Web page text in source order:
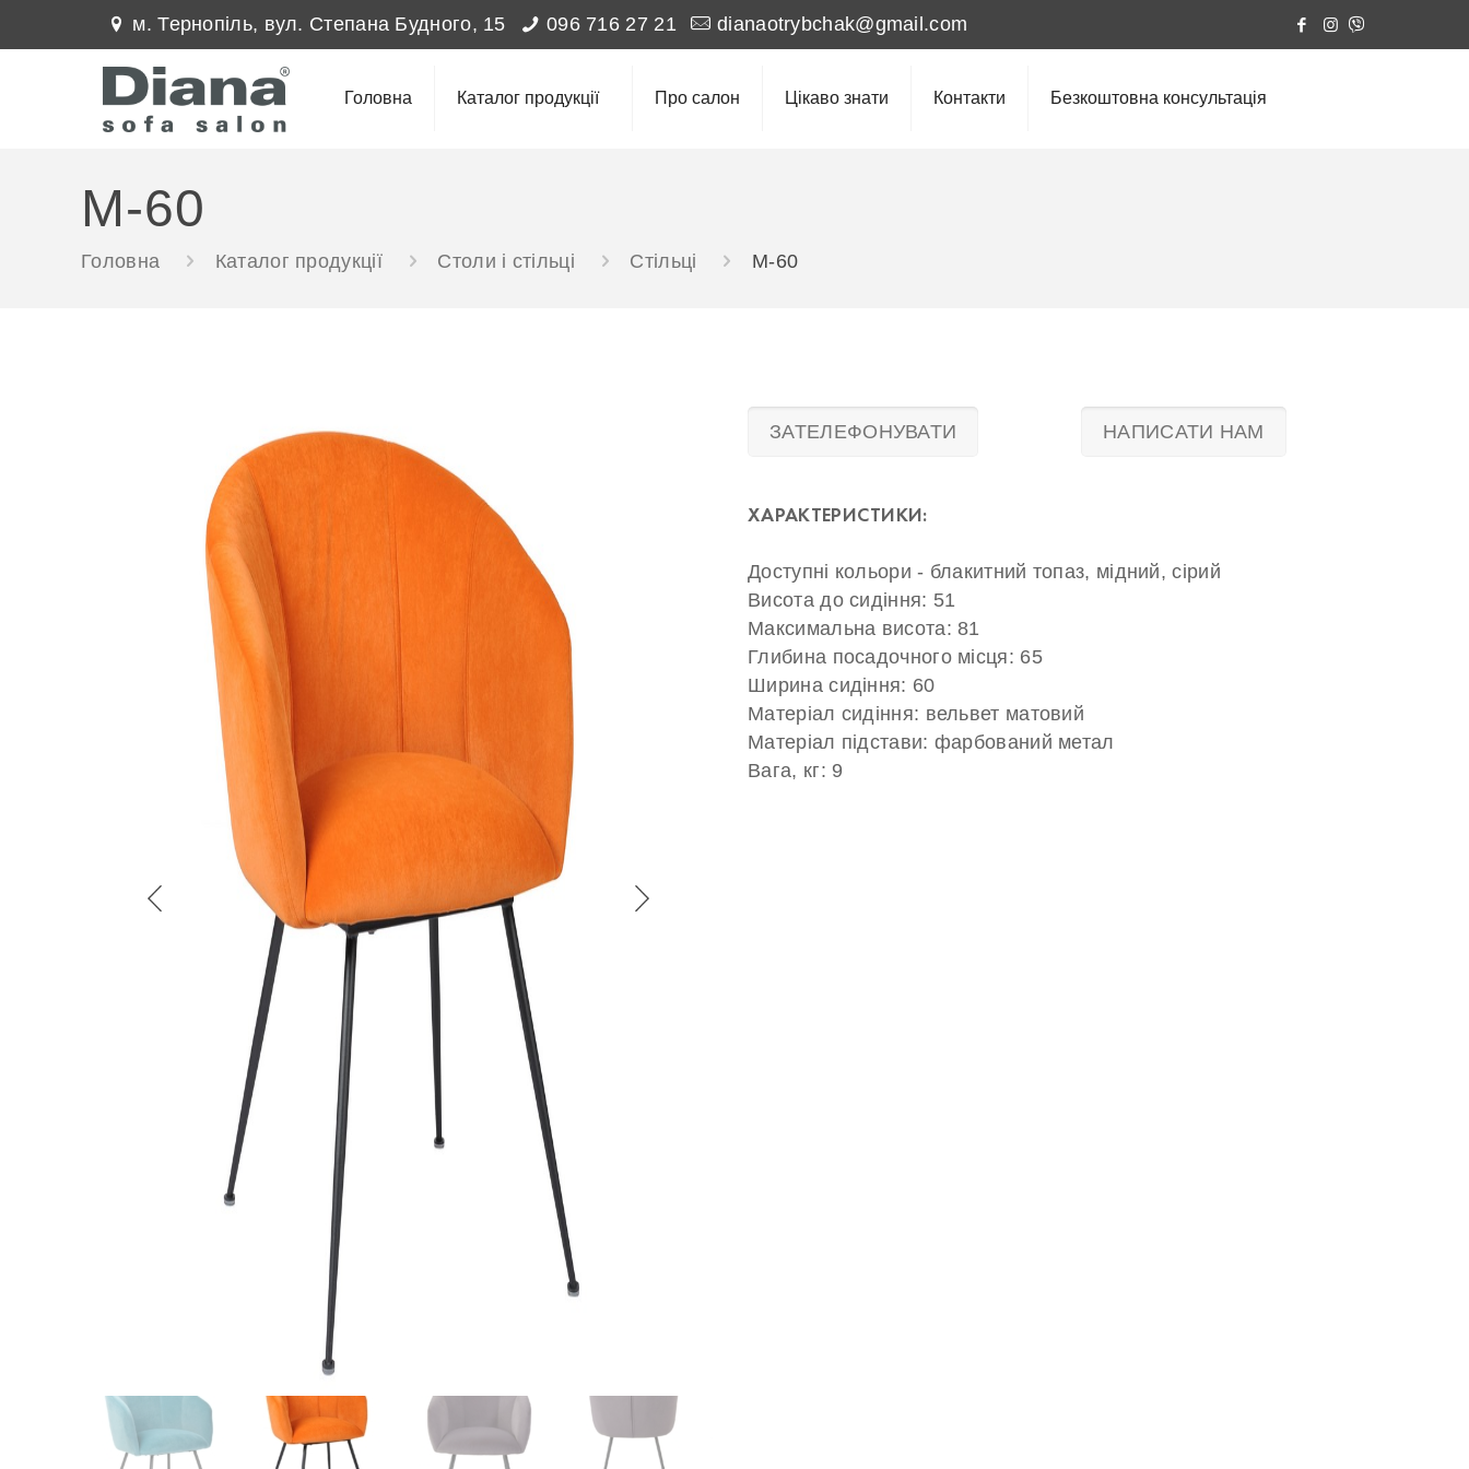
м. Тернопіль, вул. Степана Будного, 15 096 716 27 21 dianaotrybchak@gmail.com
Головна Каталог продукції Про салон Цікаво знати Контакти Безкоштовна консультація
M-60
Головна Каталог продукції Столи і стільці Стільці M-60
ЗАТЕЛЕФОНУВАТИ НАПИСАТИ НАМ
ХАРАКТЕРИСТИКИ:
Доступні кольори - блакитний топаз, мідний, сірий
Висота до сидіння: 51
Максимальна висота: 81
Глибина посадочного місця: 65
Ширина сидіння: 60
Матеріал сидіння: вельвет матовий
Матеріал підстави: фарбований метал
Вага, кг: 9